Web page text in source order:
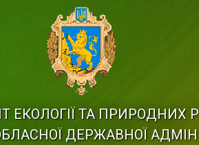
ЕКОЛОГІЇ ТА ПРИРОДНИХ
ДЕРЖАВНОЇ